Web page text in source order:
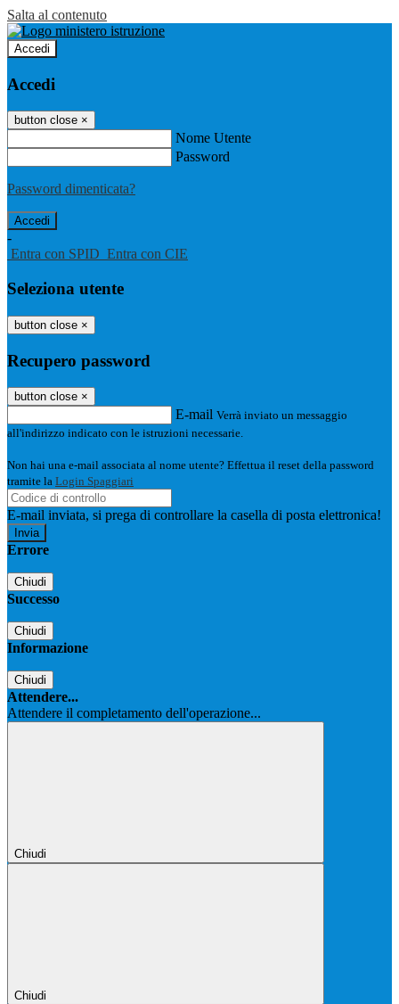
Salta al contenuto
Accedi
Accedi
button close ×
Nome Utente
Password
Password dimenticata?
-
Entra con SPID Entra con CIE
Seleziona utente
button close ×
Recupero password
button close ×
E-mail Verrà inviato un messaggio
all'indirizzo indicato con le istruzioni necessarie.
Non hai una e-mail associata al nome utente? Effettua il reset della password
tramite la Login Spaggiari
E-mail inviata, si prega di controllare la casella di posta elettronica!
Errore
Chiudi
Successo
Chiudi
Informazione
Chiudi
Attendere...
Attendere il completamento dell'operazione...
Chiudi
Chiudi